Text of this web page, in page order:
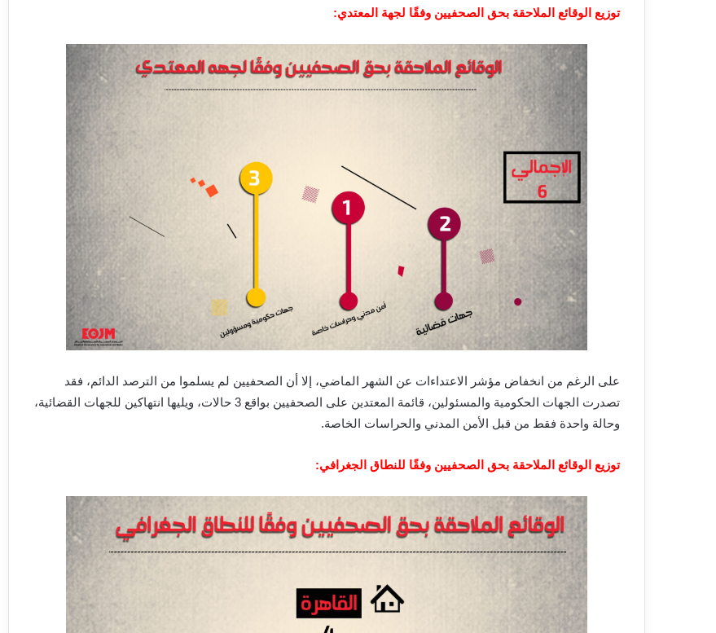
توزيع الوقائع الملاحقة بحق الصحفيين وفقًا لجهة المعتدي:
على الرغم من انخفاض مؤشر الاعتداءات عن الشهر الماضي، إلا أن الصحفيين لم يسلموا من الترصد الدائم، فقد
تصدرت الجهات الحكومية والمسئولين، قائمة المعتدين على الصحفيين بواقع 3 حالات، ويليها انتهاكين للجهات القضائية،
وحالة واحدة فقط من قبل الأمن المدني والحراسات الخاصة.
توزيع الوقائع الملاحقة بحق الصحفيين وفقًا للنطاق الجغرافي: